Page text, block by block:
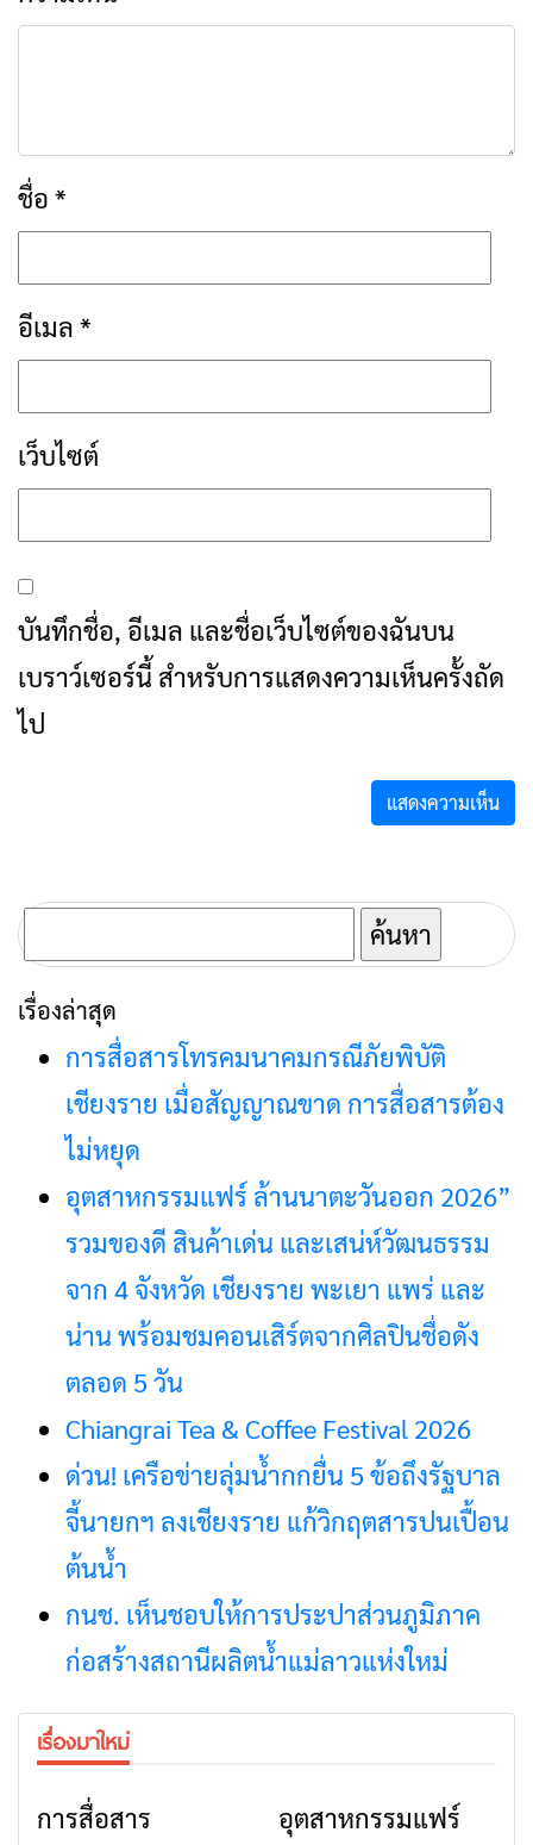
ชื่อ *
อีเมล *
เว็บไซต์
บันทึกชื่อ, อีเมล และชื่อเว็บไซต์ของฉันบน
เบราว์เซอร์นี้ สำหรับการแสดงความเห็นครั้งถัด
ไป
ค้นหา
สำหรับ:
เรื่องล่าสุด
การสื่อสารโทรคมนาคมกรณีภัยพิบัติ
เชียงราย เมื่อสัญญาณขาด การสื่อสารต้อง
ไม่หยุด
อุตสาหกรรมแฟร์ ล้านนาตะวันออก 2026”
รวมของดี สินค้าเด่น และเสน่ห์วัฒนธรรม
จาก 4 จังหวัด เชียงราย พะเยา แพร่ และ
น่าน พร้อมชมคอนเสิร์ตจากศิลปินชื่อดัง
ตลอด 5 วัน
Chiangrai Tea & Coffee Festival 2026
ด่วน! เครือข่ายลุ่มน้ำกกยื่น 5 ข้อถึงรัฐบาล
จี้นายกฯ ลงเชียงราย แก้วิกฤตสารปนเปื้อน
ต้นน้ำ
กนช. เห็นชอบให้การประปาส่วนภูมิภาค
ก่อสร้างสถานีผลิตน้ำแม่ลาวแห่งใหม่
เรื่องมาใหม่
การสื่อสาร
ข่าวเชียงราย
อุตสาหกรรมแฟร์